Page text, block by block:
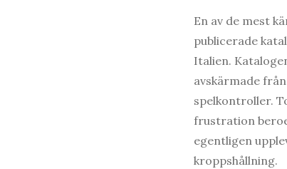
En av de mest
publicerade
Italien.
avskärmade
spelkontroller.
frustration
egentligen
kroppshållning.